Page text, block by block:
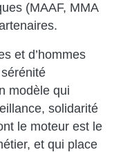
(MAAF, MMA
et d’hommes
modèle qui
solidarité
le moteur est le
et qui place